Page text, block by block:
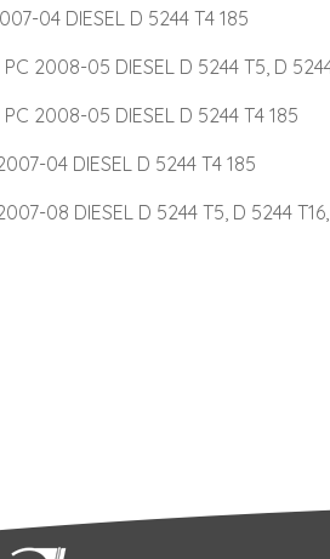
04 DIESEL D 5244 T4 185
2008-05 DIESEL D 5244 T5, D
2008-05 DIESEL D 5244 T4 185
04 DIESEL D 5244 T4 185
08 DIESEL D 5244 T5, D 5244